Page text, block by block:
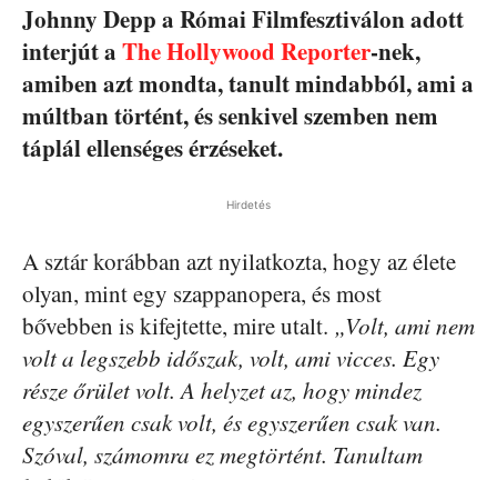
Johnny Depp a Római Filmfesztiválon adott
interjút a The Hollywood Reporter-nek,
amiben azt mondta, tanult mindabból, ami a
múltban történt, és senkivel szemben nem
táplál ellenséges érzéseket.
Hirdetés
A sztár korábban azt nyilatkozta, hogy az élete
olyan, mint egy szappanopera, és most
bővebben is kifejtette, mire utalt. „Volt, ami nem
volt a legszebb időszak, volt, ami vicces. Egy
része őrület volt. A helyzet az, hogy mindez
egyszerűen csak volt, és egyszerűen csak van.
Szóval, számomra ez megtörtént. Tanultam